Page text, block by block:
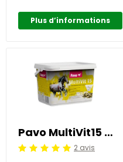
Plus d’informations
Pavo MultiVit15 3 kg
Jugement:5 /52 avis